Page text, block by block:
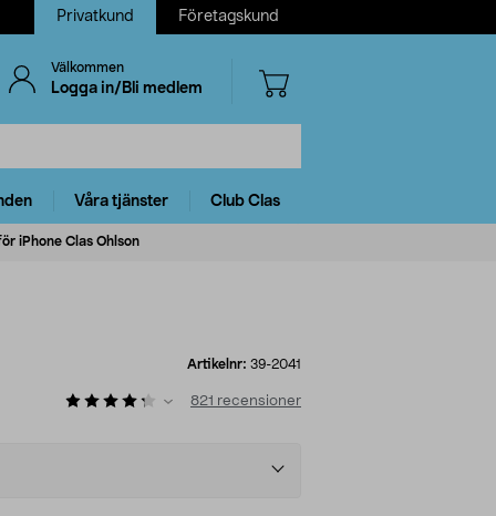
Privatkund Företagskund
Välkommen
Logga in/Bli medlem
Våra tjänster Club Clas
iPhone Clas Ohlson
Artikelnr: 39-2041
821 recensioner